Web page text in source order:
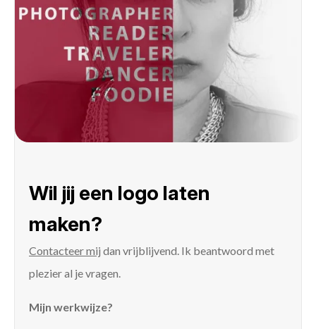
Wil jij een logo laten
maken?
Contacteer mij dan vrijblijvend. Ik beantwoord met
plezier al je vragen.
Mijn werkwijze?